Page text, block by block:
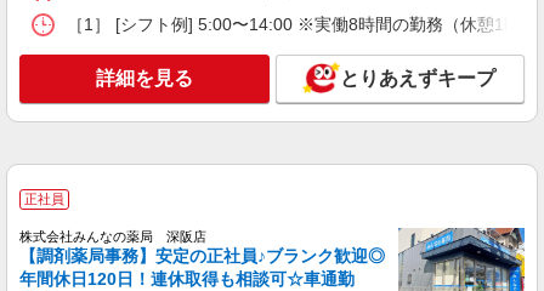
［1］ [シフト例] 5:00〜14:00 ※実働8時間の勤務（休憩1時
詳細を見る とりあえずキープ
正社員
株式会社みんなの薬局 深阪店
【調剤薬局事務】安定の正社員♪ブランク歓迎◎
年間休日120日！連休取得も相談可☆車通勤